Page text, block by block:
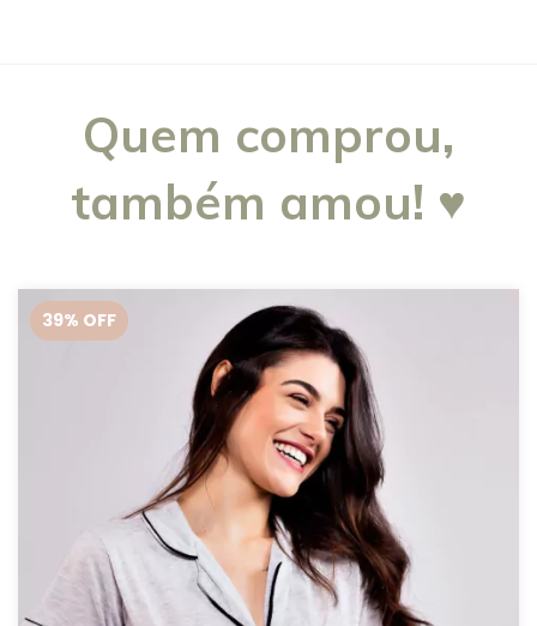
Quem comprou,
também amou! ♥
39% OFF